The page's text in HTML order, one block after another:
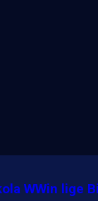
WWin lige